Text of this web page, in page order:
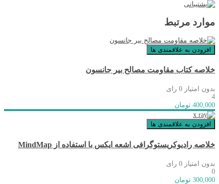
موارد مرتبط
افزودن به علاقمندی ها
خلاصه کتاب مقاومت مصالح بیر جانسون
بدون امتیاز 0 رای
4
400,000 تومان
افزودن به علاقمندی ها
خلاصه رادیوکریستوگرافی اشعه ایکس با استفاده از MindMap
بدون امتیاز 0 رای
0
300,000 تومان